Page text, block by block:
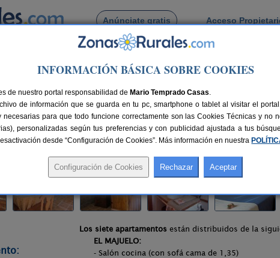
Anúnciate gratis Acceso
Busca por pueblo
> Apartamentos Rurales Azabal
2-26+8 plazas 130 km de Cáceres Compartir:
Los siete apartamentos están distribuidos de la
EL MAJUELO:
- Salón cocina (con sofá cama de 1,35)
INFORMACIÓN BÁSICA SOBRE COOKIES
de nuestro portal responsabilidad de Mario Temprado Casas.
de información que se guarda en tu pc, smartphone o tablet al visitar el
para que todo funcione correctamente son las Cookies Técnicas y no
personalizadas según tus preferencias y con publicidad ajustada a tus
desde “Configuración de Cookies”. Más información en nuestra